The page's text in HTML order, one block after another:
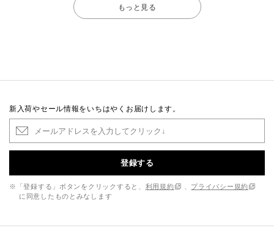
もっと見る
新入荷やセール情報をいちはやくお届けします。
登録する
※「登録する」ボタンをクリックすると、 利用規約
プライバシー規約
に同意したものとみなします